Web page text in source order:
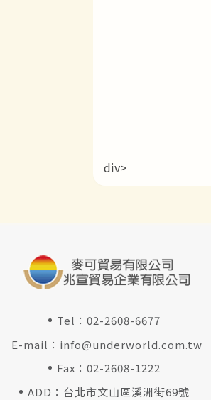
div>
Tel：02-2608-6677
E-mail： info@underworld.com.tw
Fax：02-2608-1222
ADD：台北市文山區溪洲街69號